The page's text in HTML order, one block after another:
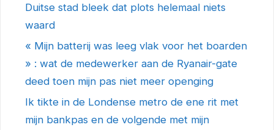
Duitse stad bleek dat plots helemaal niets
waard
« Mijn batterij was leeg vlak voor het boarden
» : wat de medewerker aan de Ryanair-gate
deed toen mijn pas niet meer openging
Ik tikte in de Londense metro de ene rit met
mijn bankpas en de volgende met mijn